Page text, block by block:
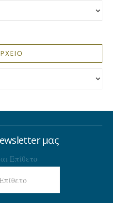
μας
Επίθετο